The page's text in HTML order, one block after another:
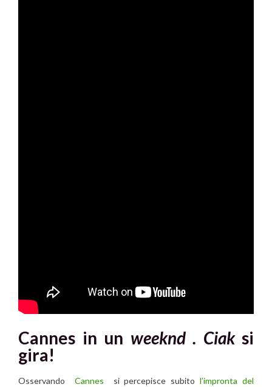
Cannes in un weeknd . Ciaksi
gira!
Osservando Cannes si percepisce subito l’impronta del